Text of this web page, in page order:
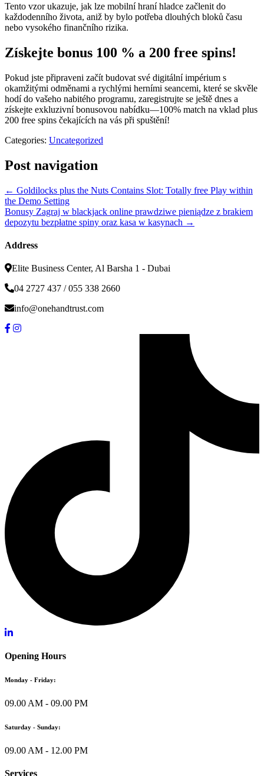
Tento vzor ukazuje, jak lze mobilní hraní hladce začlenit do
každodenního života, aniž by bylo potřeba dlouhých bloků času
nebo vysokého finančního rizika.
Získejte bonus 100 % a 200 free spins!
Pokud jste připraveni začít budovat své digitální impérium s
okamžitými odměnami a rychlými herními seancemi, které se skvěle
hodí do vašeho nabitého programu, zaregistrujte se ještě dnes a
získejte exkluzivní bonusovou nabídku—100% match na vklad plus
200 free spins čekajících na vás při spuštění!
Categories: Uncategorized
Post navigation
← Goldilocks plus the Nuts Contains Slot: Totally free Play within
the Demo Setting
Bonusy Zagraj w blackjack online prawdziwe pieniądze z brakiem
depozytu bezpłatne spiny oraz kasa w kasynach →
Address
Elite Business Center, Al Barsha 1 - Dubai
04 2727 437 / 055 338 2660
info@onehandtrust.com
Opening Hours
Monday - Friday:
09.00 AM - 09.00 PM
Saturday - Sunday:
09.00 AM - 12.00 PM
Services